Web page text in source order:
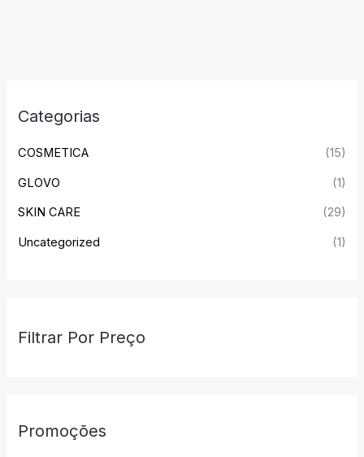
Categorias
COSMETICA (15)
GLOVO (1)
SKIN CARE (29)
Uncategorized (1)
Filtrar Por Preço
Promoções